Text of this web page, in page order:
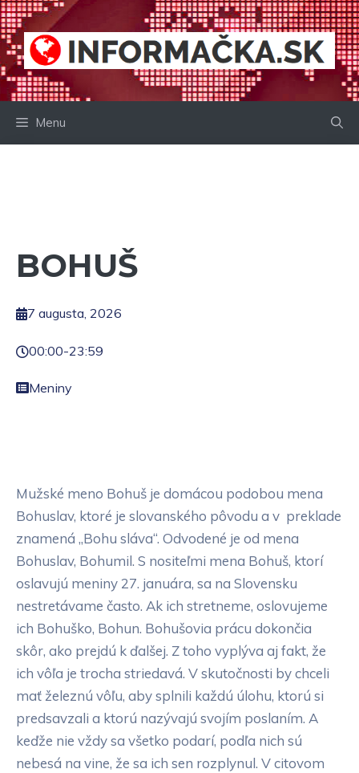
Preskočiť
na
obsah
Menu
BOHUŠ
7 augusta, 2026
00:00-23:59
Meniny
Mužské meno Bohuš je domácou podobou mena
Bohuslav, ktoré je slovanského pôvodu a v preklade
znamená „Bohu sláva“. Odvodené je od mena
Bohuslav, Bohumil. S nositeľmi mena Bohuš, ktorí
oslavujú meniny 27. januára, sa na Slovensku
nestretávame často. Ak ich stretneme, oslovujeme
ich Bohuško, Bohun. Bohušovia prácu dokončia
skôr, ako prejdú k ďalšej. Z toho vyplýva aj fakt, že
ich vôľa je trocha striedavá. V skutočnosti by chceli
mať železnú vôľu, aby splnili každú úlohu, ktorú si
predsavzali a ktorú nazývajú svojím poslaním. A
keďže nie vždy sa všetko podarí, podľa nich sú
nebesá na vine, že sa ich sen rozplynul. V citovom